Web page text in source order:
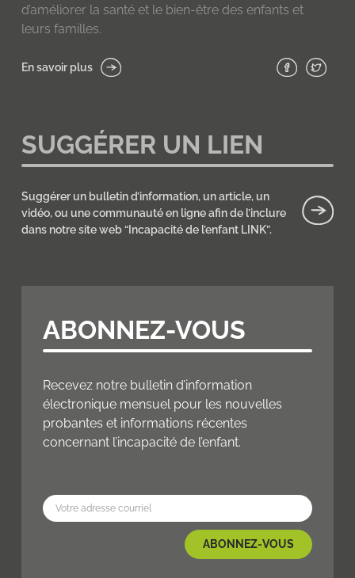
d’améliorer la santé et le bien-être des enfants et
leurs familles.
En savoir plus
SUGGÉRER UN LIEN
Suggérer un bulletin d’information, un article, un
vidéo, ou une communauté en ligne afin de l’inclure
dans notre site web “Incapacité de l’enfant LINK”.
ABONNEZ-VOUS
Recevez notre bulletin d’information
électronique mensuel pour les nouvelles
probantes et informations récentes
concernant l’incapacité de l’enfant.